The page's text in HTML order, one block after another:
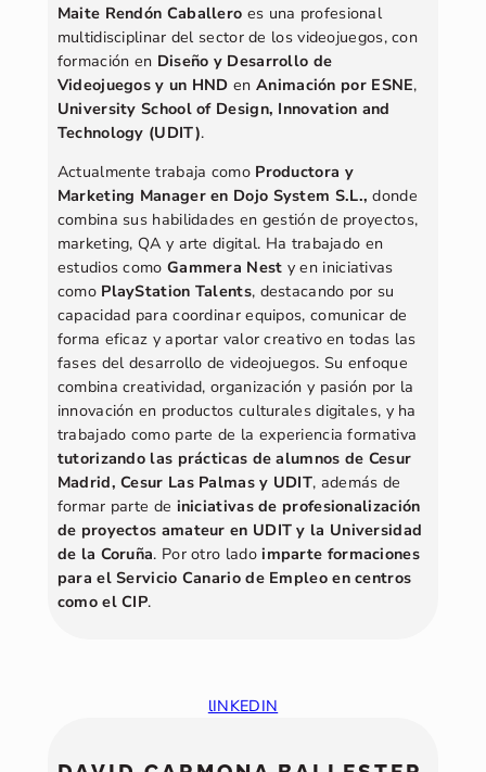
Maite Rendón Caballero es una profesional
multidisciplinar del sector de los videojuegos, con
formación en Diseño y Desarrollo de
Videojuegos y un HND en Animación por ESNE,
University School of Design, Innovation and
Technology (UDIT).
Actualmente trabaja como Productora y
Marketing Manager en Dojo System S.L., donde
combina sus habilidades en gestión de proyectos,
marketing, QA y arte digital. Ha trabajado en
estudios como Gammera Nest y en iniciativas
como PlayStation Talents, destacando por su
capacidad para coordinar equipos, comunicar de
forma eficaz y aportar valor creativo en todas las
fases del desarrollo de videojuegos. Su enfoque
combina creatividad, organización y pasión por la
innovación en productos culturales digitales, y ha
trabajado como parte de la experiencia formativa
tutorizando las prácticas de alumnos de Cesur
Madrid, Cesur Las Palmas y UDIT, además de
formar parte de iniciativas de profesionalización
de proyectos amateur en UDIT y la Universidad
de la Coruña. Por otro ladoimparte formaciones
para el Servicio Canario de Empleo en centros
como el CIP.
lINKEDIN